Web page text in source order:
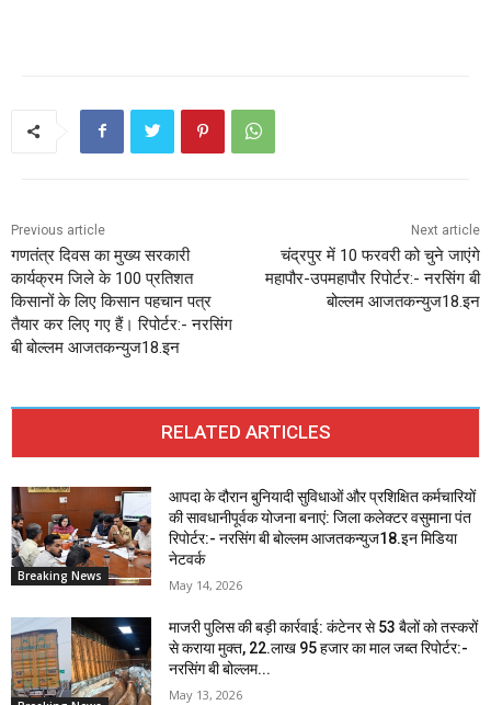
Previous article
गणतंत्र दिवस का मुख्य सरकारी
कार्यक्रम जिले के 100 प्रतिशत
किसानों के लिए किसान पहचान पत्र
तैयार कर लिए गए हैं। रिपोर्टर:- नरसिंग
बी बोल्लम आजतकन्युज18.इन
Next article
चंद्रपुर में 10 फरवरी को चुने जाएंगे
महापौर-उपमहापौर रिपोर्टर:- नरसिंग बी
बोल्लम आजतकन्युज18.इन
RELATED ARTICLES
Breaking News
आपदा के दौरान बुनियादी सुविधाओं और प्रशिक्षित कर्मचारियों
की सावधानीपूर्वक योजना बनाएं: जिला कलेक्टर वसुमाना पंत
रिपोर्टर:- नरसिंग बी बोल्लम आजतकन्युज18.इन मिडिया
नेटवर्क
May 14, 2026
माजरी पुलिस की बड़ी कार्रवाई: कंटेनर से 53 बैलों को तस्करों
से कराया मुक्त, 22.लाख 95 हजार का माल जब्त रिपोर्टर:-
नरसिंग बी बोल्लम...
May 13, 2026